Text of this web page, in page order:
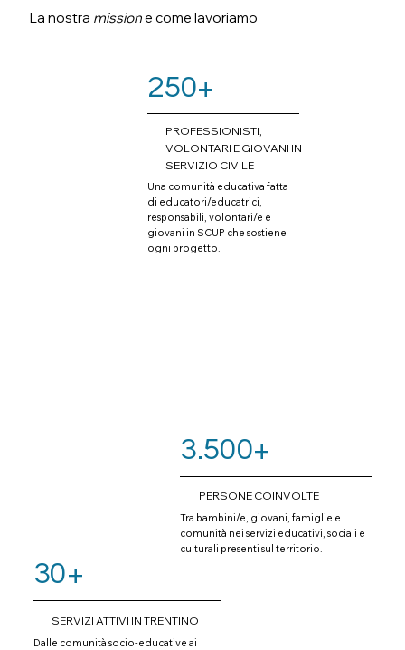
30+
SERVIZI ATTIVI IN TRENTINO
Dalle comunità socio-educative ai
250+
PROFESSIONISTI,
VOLONTARI E GIOVANI IN
SERVIZIO CIVILE
Una comunità educativa fatta
di educatori/educatrici,
responsabili, volontari/e e
giovani in SCUP che sostiene
ogni progetto.
3.500+
PERSONE COINVOLTE
Tra bambini/e, giovani, famiglie e
comunità nei servizi educativi, sociali e
culturali presenti sul territorio.
La nostra missione come lavoriamo